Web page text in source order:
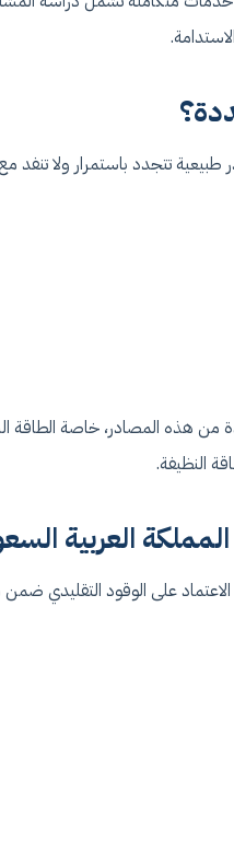
تتجدد باستمرار ولا تنفد
من هذه المصادر، خاصة الطاقة
النظيفة.
العربية
على الوقود التقليدي ضمن